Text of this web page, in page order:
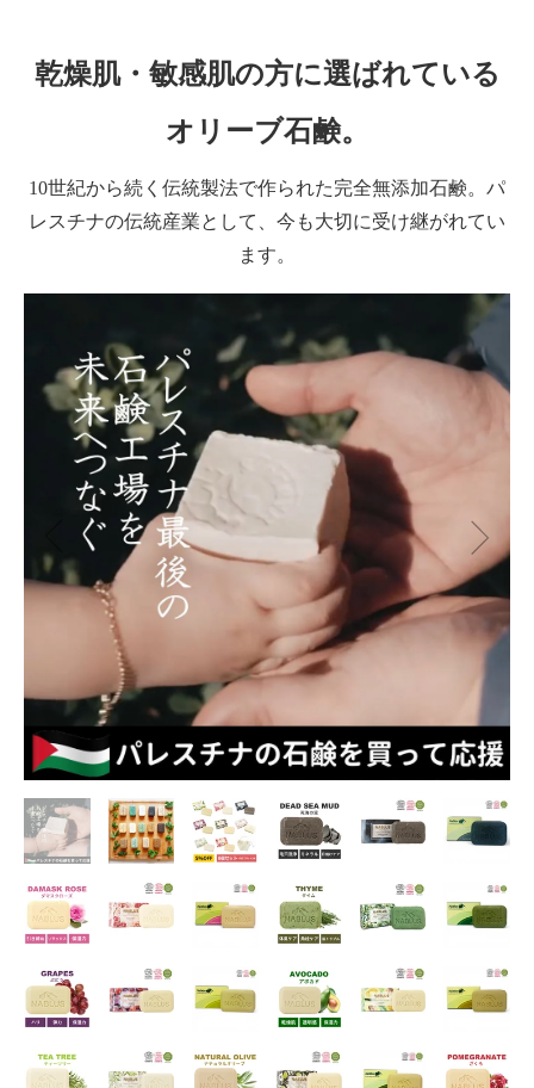
乾燥肌・敏感肌の方に選ばれている
オリーブ石鹸。
10世紀から続く伝統製法で作られた完全無添加石鹸。パ
レスチナの伝統産業として、今も大切に受け継がれてい
ます。